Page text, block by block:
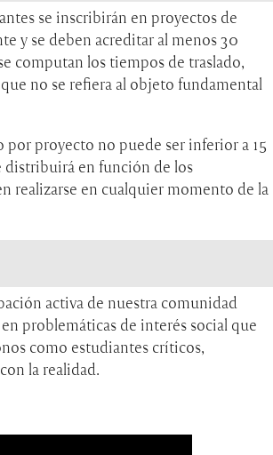
se inscribirán en proyectos de
y se deben acreditar al menos 30
computan los tiempos de traslado,
no se refiera al objeto fundamental
proyecto no puede ser inferior a 15
distribuirá en función de los
realizarse en cualquier momento de la
activa de nuestra comunidad
problemáticas de interés social que
como estudiantes críticos,
la realidad.